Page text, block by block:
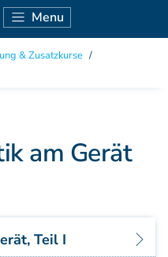
Menu
& Zusatzkurse /
am Gerät
Teil I